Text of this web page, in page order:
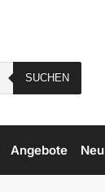
SUCHEN
Neu
Angebote